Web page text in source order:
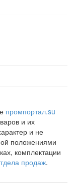
промпортал.su
и их
и не
положениями
комплектации
продаж.